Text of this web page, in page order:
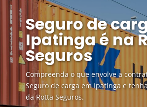
Seguro de
Ipatinga é na
Seguros
Compreenda o que envolve a
Seguro de carga em Ipatinga e
da Rotta Seguros.